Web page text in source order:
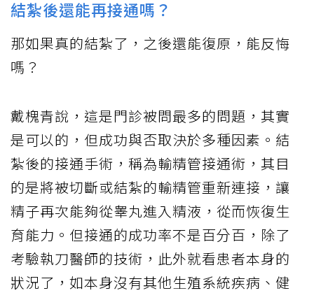
結紮後還能再接通嗎？
那如果真的結紮了，之後還能復原，能反悔
嗎？
戴槐青說，這是門診被問最多的問題，其實
是可以的，但成功與否取決於多種因素。結
紮後的接通手術，稱為輸精管接通術，其目
的是將被切斷或結紮的輸精管重新連接，讓
精子再次能夠從睾丸進入精液，從而恢復生
育能力。但接通的成功率不是百分百，除了
考驗執刀醫師的技術，此外就看患者本身的
狀況了，如本身沒有其他生殖系統疾病、健